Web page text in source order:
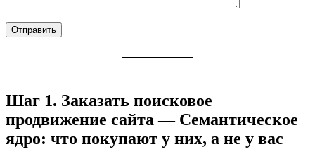
Шаг 1. Заказать поисковое
продвижение сайта — Семантическое
ядро: что покупают у них, а не у вас